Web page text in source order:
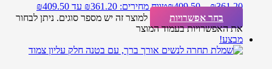
₪361.20
–
₪409.50 טווח מחירים: ⁦₪361.20⁩ עד ⁦₪409.50⁩
בחר אפשרויות
למוצר זה יש מספר סוגים. ניתן לבחור
את האפשרויות בעמוד המוצר
מבצע!